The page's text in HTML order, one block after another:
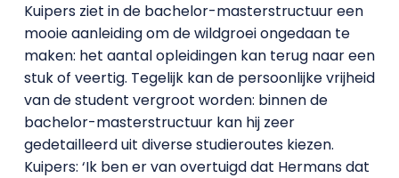
Kuipers ziet in de bachelor-masterstructuur een
mooie aanleiding om de wildgroei ongedaan te
maken: het aantal opleidingen kan terug naar een
stuk of veertig. Tegelijk kan de persoonlijke vrijheid
van de student vergroot worden: binnen de
bachelor-masterstructuur kan hij zeer
gedetailleerd uit diverse studieroutes kiezen.
Kuipers: ‘Ik ben er van overtuigd dat Hermans dat